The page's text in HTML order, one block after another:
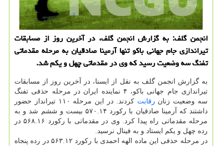
انجمن گلف: به گزارش انجمن گلف، در آخرین روز از مسابقات
تیراندازی جام جهانی باکو تنها آرمینا صادقیان به مرحله مقدماتی
تفنگ سه وضعیت رسید که وی در مقدماتی چهل و یکم شد.
به گزارش انجمن گلف به نقل از ایسنا، در آخرین روز از مسابقات
تیراندازی جام جهانی باکو، ۴ نماینده ایران در مرحله حذفی تفنگ
سه وضعیت زنان رقابت
کردند. در این مرحله ۱۱۰ تیرانداز حضور
داشتند که آرمینا صادقیان با رکورد ۵۷۰.۱۴ بیست و ششم شد و به
مرحله مقدماتی راه پیدا کرد. وی در مقدماتی با رکورد ۵۶۸.۱۶ در
رده چهل و یکم ایستاد و به فینال نرسید.
در مرحله حذفی این ماده الهه احمدی با رکورد ۵۶۳.۱۲ در رده پنجاه